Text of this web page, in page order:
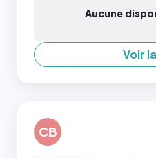
Aucune
Voir
CB